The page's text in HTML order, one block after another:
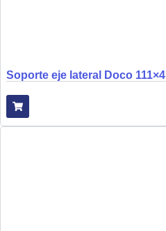
Soporte eje lateral Doco 111×4